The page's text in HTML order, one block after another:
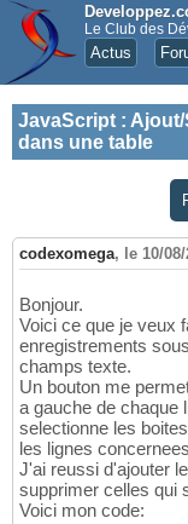
Le Club des
Actus
JavaScript :
dans une table
codexomega, le 10/
Bonjour.
Voici ce que je veux
enregistrements
champs texte.
Un bouton me
a gauche de chaque
selectionne les
les lignes
J'ai reussi d'ajouter
supprimer celles qui
Voici mon code: